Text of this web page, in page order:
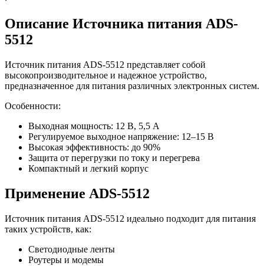
Описание Источника питания ADS-
5512
Источник питания ADS-5512 представляет собой
высокопроизводительное и надежное устройство,
предназначенное для питания различных электронных систем.
Особенности:
Выходная мощность: 12 В, 5,5 А
Регулируемое выходное напряжение: 12–15 В
Высокая эффективность: до 90%
Защита от перегрузки по току и перегрева
Компактный и легкий корпус
Применение ADS-5512
Источник питания ADS-5512 идеально подходит для питания
таких устройств, как:
Светодиодные ленты
Роутеры и модемы